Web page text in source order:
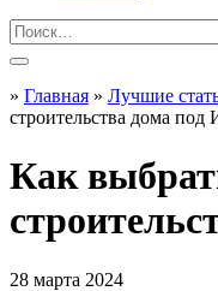
» Главная » Лучшие
строительства дома
Как
28 марта 2024